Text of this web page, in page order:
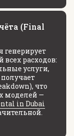
(Final
генерирует
расходов:
услуги,
что
моделей —
in Dubai